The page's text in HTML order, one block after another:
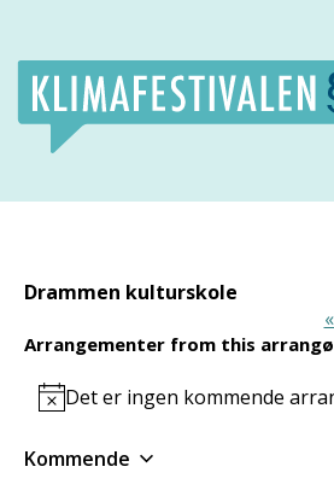
Drammen kulturskole
Arrangementer from this
NoticeDet er ingen kommende
Kommende